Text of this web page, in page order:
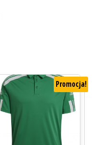
Promocja!